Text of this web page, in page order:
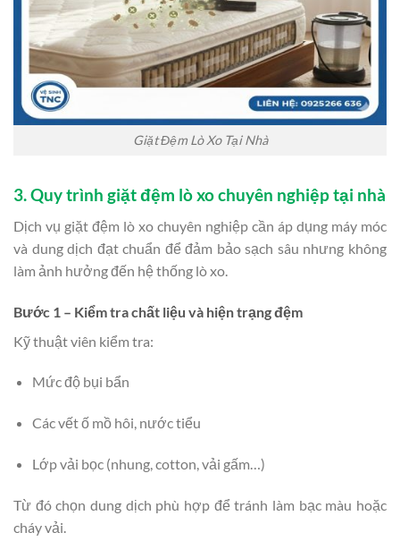
Giặt Đệm Lò Xo Tại Nhà
3. Quy trình giặt đệm lò xo chuyên nghiệp tại nhà
Dịch vụ giặt đệm lò xo chuyên nghiệp cần áp dụng máy móc
và dung dịch đạt chuẩn để đảm bảo sạch sâu nhưng không
làm ảnh hưởng đến hệ thống lò xo.
Bước 1 – Kiểm tra chất liệu và hiện trạng đệm
Kỹ thuật viên kiểm tra:
Mức độ bụi bẩn
Các vết ố mồ hôi, nước tiểu
Lớp vải bọc (nhung, cotton, vải gấm…)
Từ đó chọn dung dịch phù hợp để tránh làm bạc màu hoặc
cháy vải.